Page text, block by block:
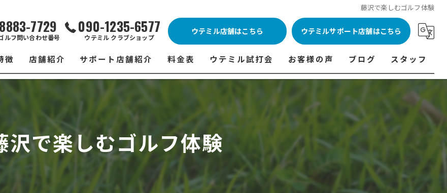
藤沢で楽しむゴルフ体験
7729
ルフ問い合わせ番号
090-1235-6577
ウテミル クラブショップ
ウテミル店舗はこちら ウテミルサポート店舗はこちら
徴
ング
店舗紹介
ウテミル 浦安駅前店
市原インドアゴルフ
ウテミルスクール高崎店
サポート店舗紹介
シミュレーションゴルフ Caddy
スズヨンゴルフクラブ(SUZU4-GOLFCLUB)
料金表
浦安駅前店 料金表
市原インドアゴルフ 料金表
ウテミルスクール高崎店 料金表
サポート店舗 料金表
ウテミル試打会
ウテミル試打会とは・・・
ウテミル試打会日程
フィッテイング・試打会 商品ラインナップ一覧
よくある質問
お客様の声
フィッテイング・試打会参加者の声
ブログ スタッフ
代表あいさつ
沢で楽しむゴルフ体験